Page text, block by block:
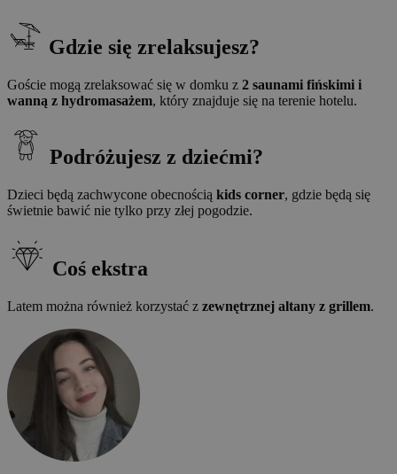
Gdzie się zrelaksujesz?
Goście mogą zrelaksować się w domku z 2 saunami fińskimi i
wanną z hydromasażem, który znajduje się na terenie hotelu.
Podróżujesz z dziećmi?
Dzieci będą zachwycone obecnością kids corner, gdzie będą się
świetnie bawić nie tylko przy złej pogodzie.
Coś ekstra
Latem można również korzystać z zewnętrznej altany z grillem.